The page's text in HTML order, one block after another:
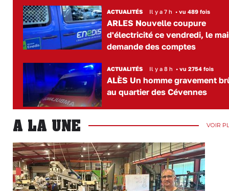
ACTUALITÉS Il y a 7 h • vu 489 fois
ARLES Nouvelle coupure
d'électricité ce vendredi, le
demande des comptes
ACTUALITÉS Il y a 8 h • vu 2754 fois
ALÈS Un homme gravement
au quartier des Cévennes
A LA UNE VOIR